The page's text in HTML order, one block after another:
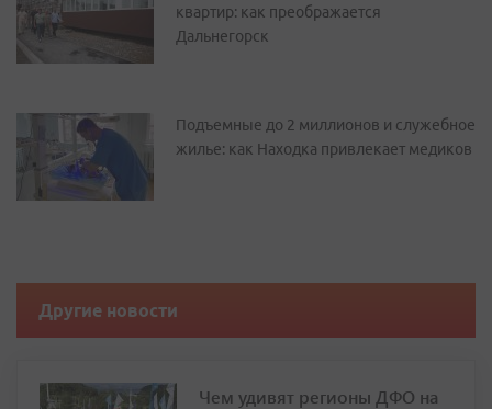
квартир: как преображается
Дальнегорск
Подъемные до 2 миллионов и служебное
жилье: как Находка привлекает медиков
Другие новости
Чем удивят регионы ДФО на